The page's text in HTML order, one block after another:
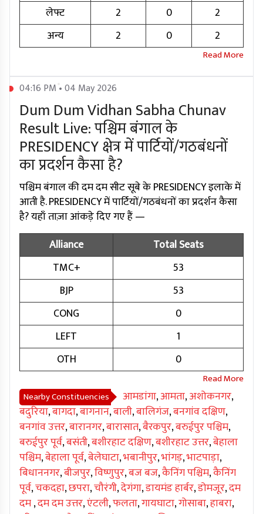
लेफ्ट
2 0
2
अन्य
2 0 2
04:16 PM • 04 May 2026
Dum Dum Vidhan Sabha Chunav
Result Live: पश्चिम बंगाल के
PRESIDENCY क्षेत्र में पार्टियों/गठबंधनों
का प्रदर्शन कैसा है?
पश्चिम बंगाल की दम दम सीट सूबे के PRESIDENCY इलाके में
आती है. PRESIDENCY में पार्टियों/गठबंधनों का प्रदर्शन कैसा
है? यहाँ ताज़ा आंकड़े दिए गए हैं —
Alliance
Total Seats
TMC+
53
BJP
53
CONG
0
LEFT
1
OTH
0
Nearby Constituencies आमडांगा,आमता,अशोकनगर,
बदुरिया,बागदा,बागनान,बाली,बालिगंज,बनगांव दक्षिण,
बनगांव उत्तर,बारानगर,बारासात,बैरकपुर,बरुईपुर पश्चिम,
बरुईपुर पूर्व,बसंती,बशीरहाट दक्षिण,बशीरहाट उत्तर,बेहाला
पश्चिम,बेहाला पूर्व,बेलेघाटा,भबानीपुर,भांगड़,भाटपाड़ा,
बिधाननगर,बीजपुर,विष्णुपुर,बज बज,कैनिंग पश्चिम,कैनिंग
पूर्व,चकदहा,छपरा,चौरंगी,देगंगा,डायमंड हार्बर,डोमजूर,दम
दम,दम दम उत्तर,एंटली,फलता,गायघाटा,गोसाबा,हाबरा,